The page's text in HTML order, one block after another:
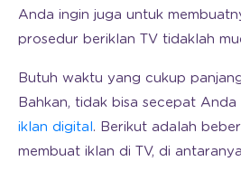
Anda ingin juga untuk
prosedur beriklan TV tidaklah
Butuh waktu yang cukup
Bahkan, tidak bisa secepat Anda
iklan digital. Berikut adalah
membuat iklan di TV, di antaranya